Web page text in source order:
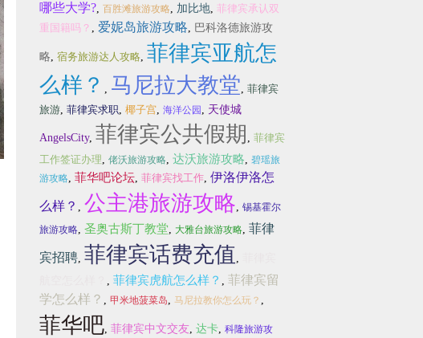
哪些大学?, 百胜滩旅游攻略, 加比地, 菲律宾承认双
重国籍吗？ , 爱妮岛旅游攻略, 巴科洛德旅游攻
略, 宿务旅游达人攻略, 菲律宾亚航怎
么样？ , 马尼拉大教堂, 菲律宾
旅游, 菲律宾求职, 椰子宫, 海洋公园 , 天使城
AngelsCity, 菲律宾公共假期 , 菲律宾
工作签证办理, 佬沃旅游攻略, 达沃旅游攻略, 碧瑶旅
游攻略, 菲华吧论坛, 菲律宾找工作, 伊洛伊洛怎
么样？ , 公主港旅游攻略, 锡基霍尔
旅游攻略, 圣奥古斯丁教堂, 大雅台旅游攻略, 菲律
宾招聘, 菲律宾话费充值 ,
, 菲律宾虎航怎么样？ , 菲律宾留
学怎么样？ , 甲米地菠菜岛, 马尼拉教你怎么玩？ ,
菲华吧, 菲律宾中文交友, 达卡, 科隆旅游攻